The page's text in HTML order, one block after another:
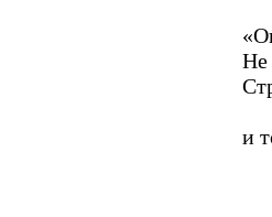
Не
и